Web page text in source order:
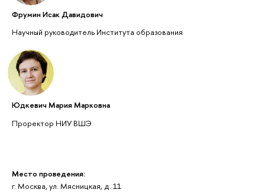
Место проведения:
г. Москва, ул. Мясницкая, д. 11
Фрумин Исак Давидович
Научный руководитель Института образования
Юдкевич Мария Марковна
Проректор НИУ ВШЭ